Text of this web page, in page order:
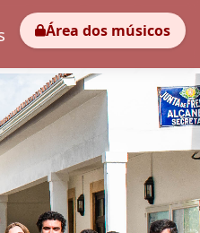
Área dos músicos